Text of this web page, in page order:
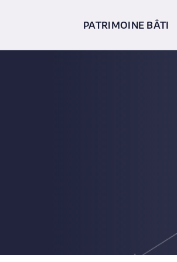
PATRIMOINE BÂTI